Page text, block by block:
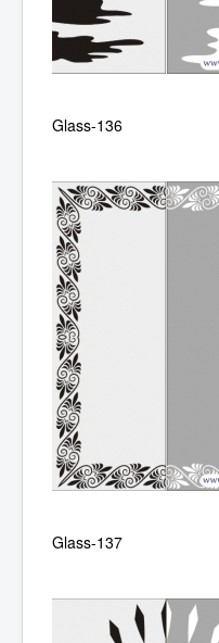
Glass-136
Glass-137